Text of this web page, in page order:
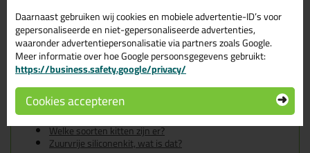
Wil je meer weten over de toepassing en kenmerken van dit
product?Lees alles over dit product >
Tips & tricks voor Ottoseal S100
300ml
In de volgende blogs wordt dit product gebruikt:
De badkamer kitten? Lees hier hoe!
Welke Otto primer heb ik nodig?
Welke soorten kitten zijn er?
Zuurvrije siliconenkit, wat is dat?
Daarnaast gebruiken wij cookies en mobiele advertentie-ID’s voor
gepersonaliseerde en niet-gepersonaliseerde advertenties,
waaronder advertentiepersonalisatie via partners zoals Google.
Meer informatie over hoe Google persoonsgegevens gebruikt:
https://business.safety.google/privacy/
Cookies accepteren